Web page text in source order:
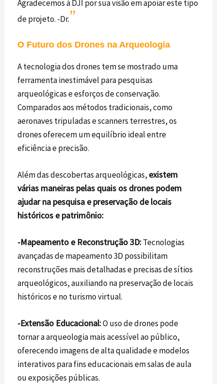
Agradecemos à DJI por sua visão em apoiar este tipo
de projeto. -Dr.”
O Futuro dos Drones na Arqueologia
A tecnologia dosdrones tem se mostrado uma
ferramenta inestimável para pesquisas
arqueológicas e esforços de conservação.
Comparados aos métodos tradicionais, como
aeronaves tripuladas e scanners terrestres, os
dronesoferecem um equilíbrio ideal entre
eficiência e precisão.
Além das descobertas arqueológicas, existem
várias maneiras pelas quais os drones podem
ajudar na pesquisa e preservação de locais
históricos e patrimônio:
-Mapeamento e Reconstrução 3D:Tecnologias
avançadas de mapeamento 3D possibilitam
reconstruções mais detalhadas e precisas de sítios
arqueológicos, auxiliando na preservação de locais
históricos e no turismo virtual.
-Extensão Educacional:O uso dedrones pode
tornar a arqueologia mais acessível ao público,
oferecendo imagens de alta qualidade e modelos
interativos para fins educacionais em salas de aula
ou exposições públicas.